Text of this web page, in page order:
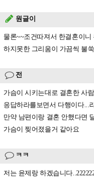
원글이
물론~~조건따져서 한결혼이
하지못한 그리움이 가끔씩 불
전
가슴이 시키는대로 결혼한 사
응답하라를보면서 다행이다...
만약 남편이랑 결혼 안했다면
가슴이 찢어졌을거 같아요
ㅋㅋ
저는 윤제랑 하겠습니다